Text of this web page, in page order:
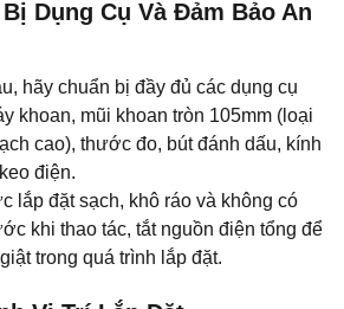
Vị Trí Lắp Đặt
xác định vị trí mong muốn, đảm bảo
tường khoảng 30 – 40cm để ánh
chính giữa vị trí lắp đèn, tránh trùng
vị trí có đường dây điện âm tường.
Và Làm Sạch Khu Vực